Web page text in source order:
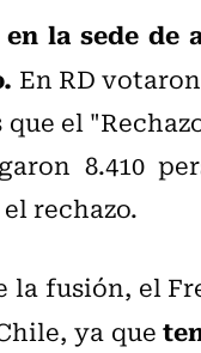
la sede de
En RD
el
8.410
el rechazo.
la fusión, el
ya que